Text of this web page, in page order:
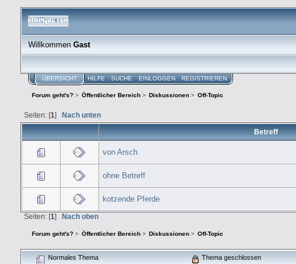
WillkommenGast
ÜBERSICHT HILFE SUCHE EINLOGGEN REGISTRIEREN
Forum geht's?> Öffentlicher Bereich > Diskussionen > Off-Topic
Seiten: [1] Nach unten
Betreff
von Arsch
ohne Betreff
kotzende Pferde
Seiten: [1] Nach oben
Forum geht's?> Öffentlicher Bereich > Diskussionen > Off-Topic
Normales Thema
Thema geschlossen